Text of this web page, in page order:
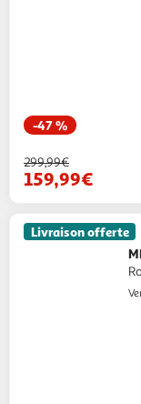
-47 %
299,99€
159,99€
Livraison offerte